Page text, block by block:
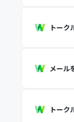
トーク
メール
トーク